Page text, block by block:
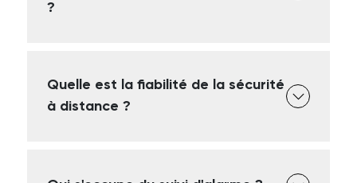
?
Quelle est la fiabilité de la sécurité
à distance ?